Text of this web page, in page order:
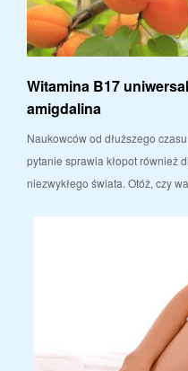
Witamina B17
amigdalina
Naukowców od dłuższego
pytanie sprawia kłopot również
niezwykłego świata. Otóż, czy